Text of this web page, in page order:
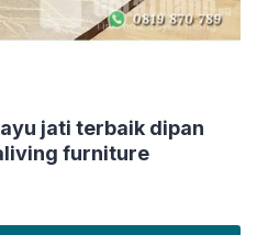
jati terbaik dipan
furniture